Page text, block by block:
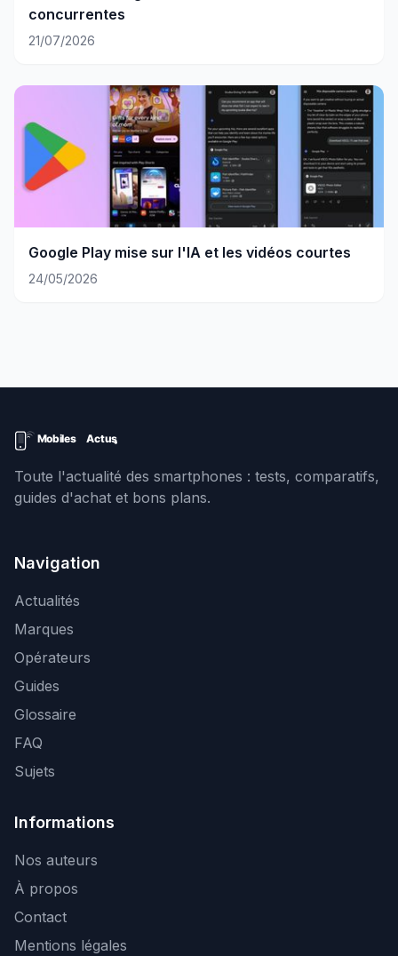
concurrentes
21/07/2026
Google Play mise sur l'IA et les vidéos courtes
24/05/2026
Toute l'actualité des smartphones : tests, comparatifs,
guides d'achat et bons plans.
Navigation
Actualités
Marques
Opérateurs
Guides
Glossaire
FAQ
Sujets
Informations
Nos auteurs
À propos
Contact
Mentions légales